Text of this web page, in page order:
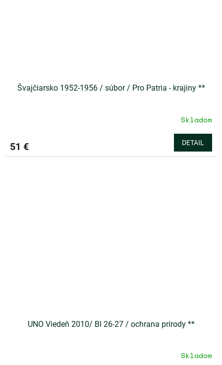
Švajčiarsko 1952-1956 / súbor / Pro Patria - krajiny **
Skladom
51 € DETAIL
UNO Viedeň 2010/ Bl 26-27 / ochrana prírody **
Skladom